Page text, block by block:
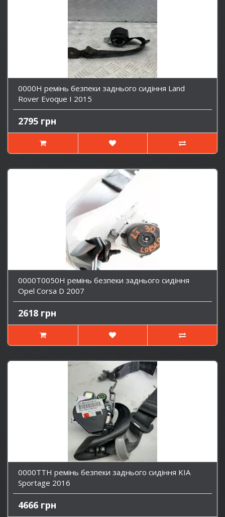
0000H ремінь безпеки заднього сидіння Land
Rover Evoque I 2015
2795 грн
0000T0050H ремінь безпеки заднього сидіння
Opel Corsa D 2007
2618 грн
0000TTH ремінь безпеки заднього сидіння KIA
Sportage 2016
4666 грн